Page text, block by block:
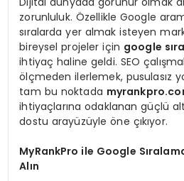
zorunluluk. Özellikle Google
sıralarda yer almak isteyen
bireysel projeler için google
ihtiyaç haline geldi. SEO
ölçmeden ilerlemek, pusulasız
tam bu noktada
ihtiyaçlarına odaklanan güçlü
dostu arayüzüyle öne çıkıyor.
MyRankPro ile Google
Alın